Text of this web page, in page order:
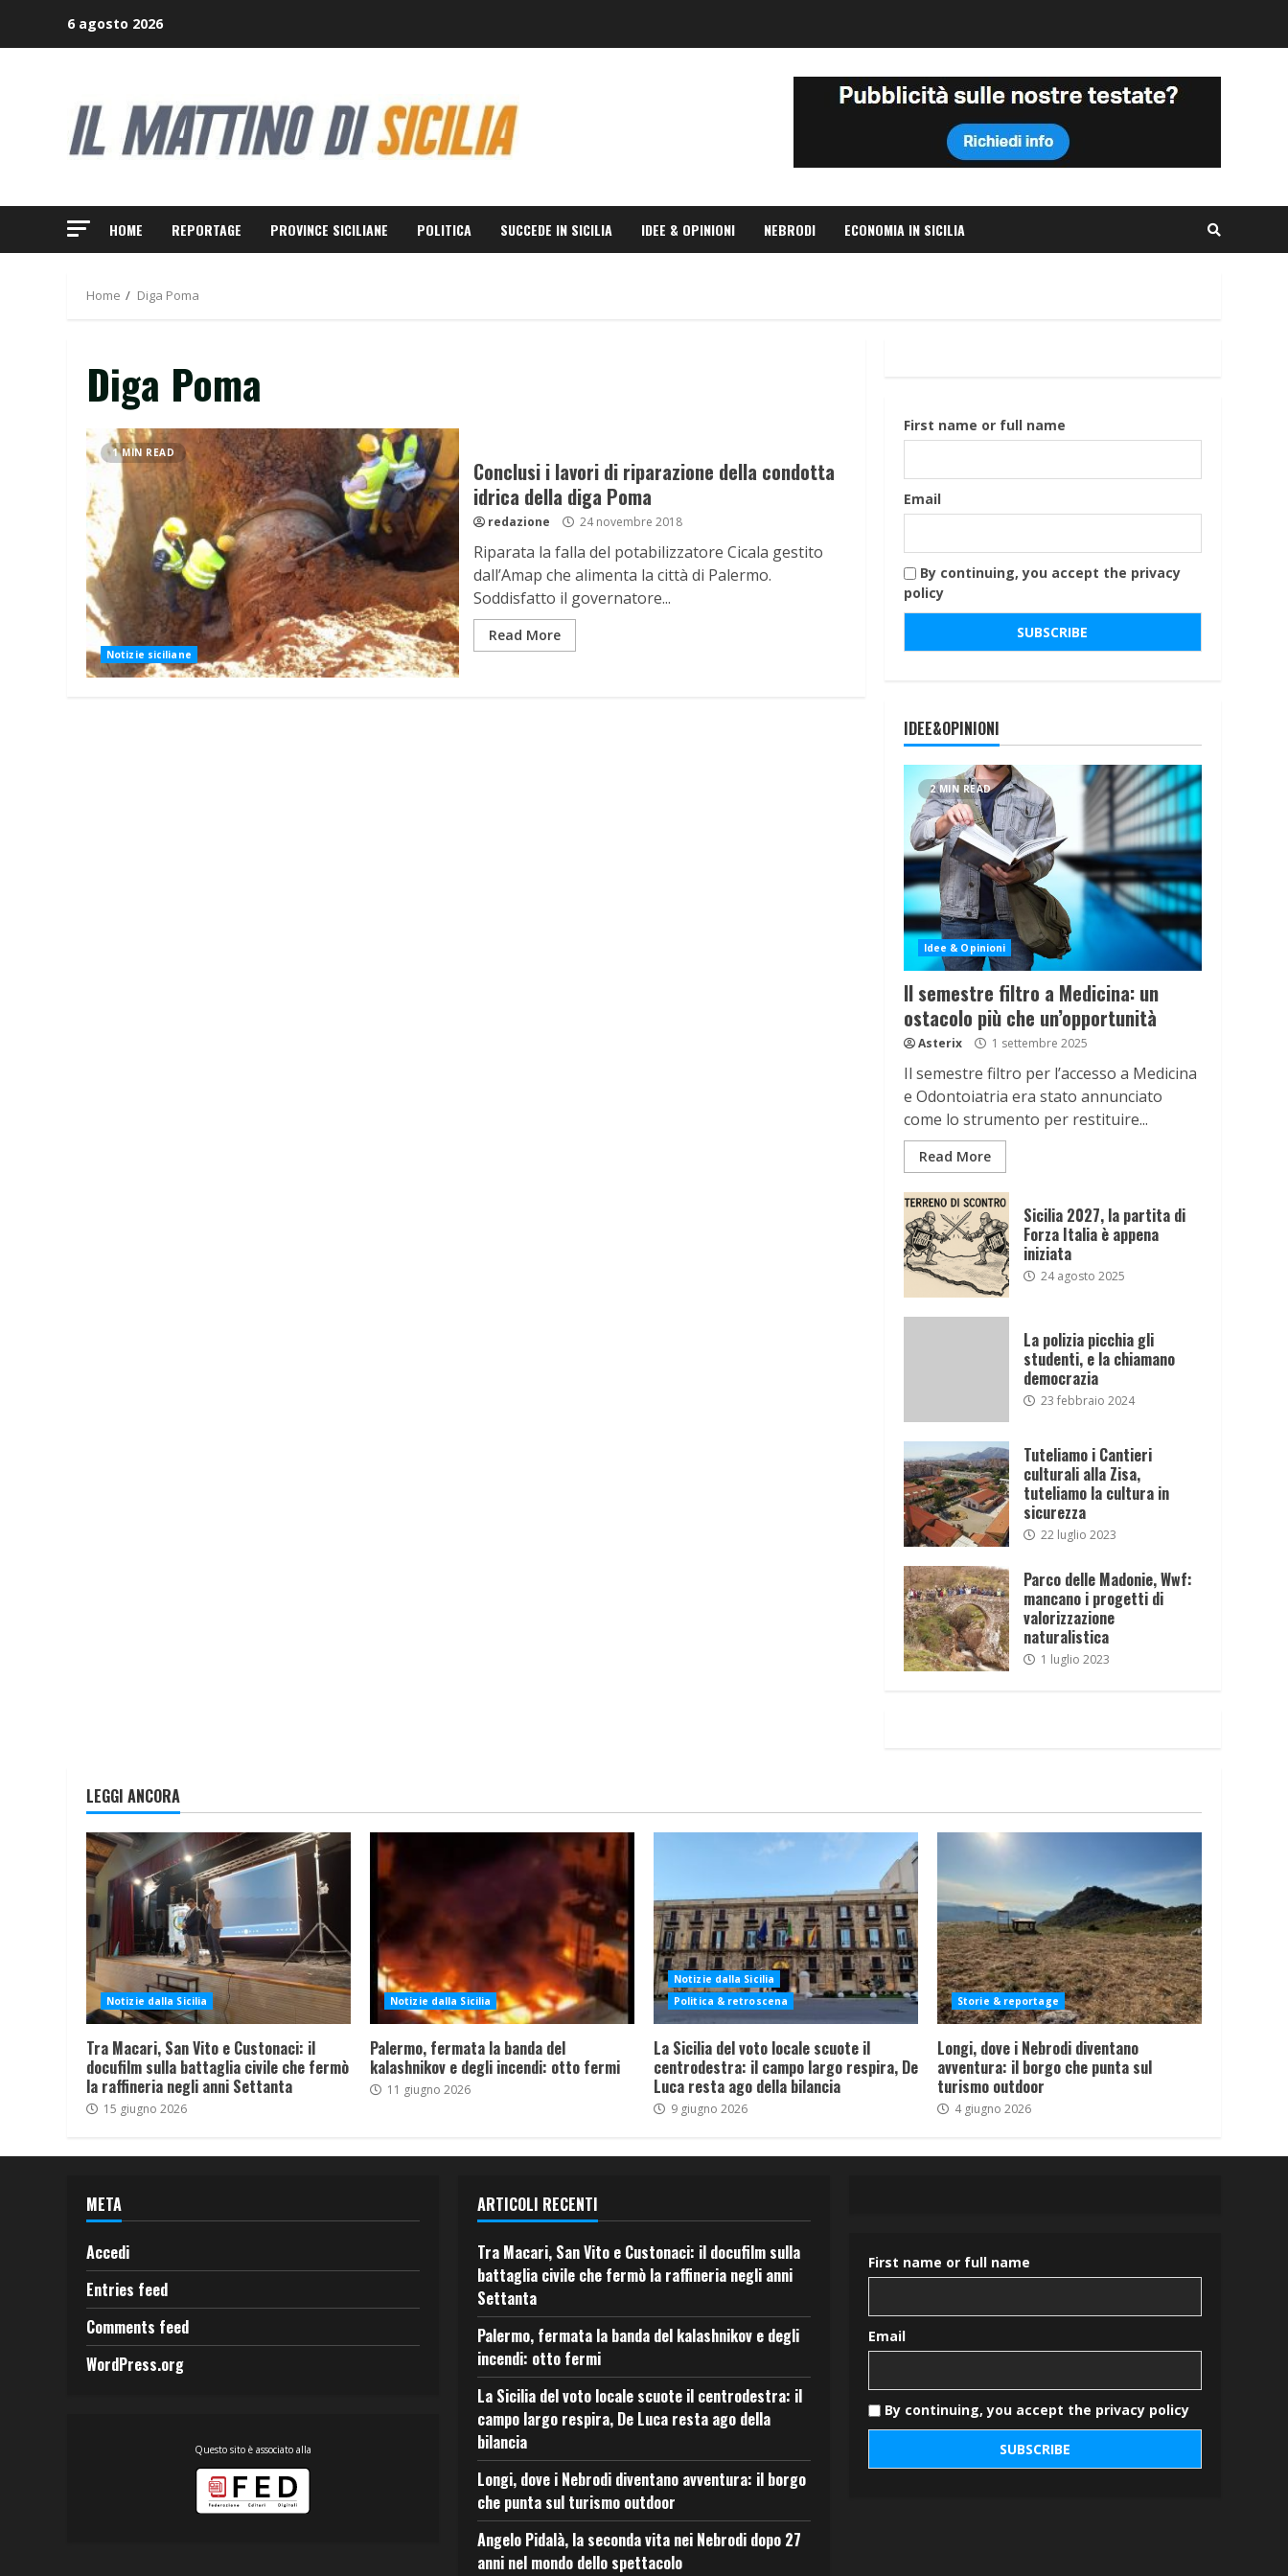
6 agosto 2026
HOME REPORTAGE PROVINCE SICILIANE POLITICA SUCCEDE IN SICILIA IDEE & OPINIONI NEBRODI ECONOMIA IN SICILIA
Home Diga Poma
Diga Poma
1 MIN READ
Notizie siciliane
Conclusi i lavori di riparazione della condotta
idrica della diga Poma
redazione 24 novembre 2018
Riparata la falla del potabilizzatore Cicala gestito
dall’Amap che alimenta la città di Palermo.
Soddisfatto il governatore...
Read More
First name or full name
Email
By continuing, you accept the privacy
policy
IDEE&OPINIONI
2 MIN READ
Idee & Opinioni
Il semestre filtro a Medicina: un
ostacolo più che un’opportunità
Asterix 1 settembre 2025
Il semestre filtro per l’accesso a Medicina
e Odontoiatria era stato annunciato
come lo strumento per restituire...
Read More
Sicilia 2027, la partita di
Forza Italia è appena
iniziata
24 agosto 2025
La polizia picchia gli
studenti, e la chiamano
democrazia
23 febbraio 2024
Tuteliamo i Cantieri
culturali alla Zisa,
tuteliamo la cultura in
sicurezza
22 luglio 2023
Parco delle Madonie, Wwf:
mancano i progetti di
valorizzazione
naturalistica
1 luglio 2023
LEGGI ANCORA
Notizie dalla Sicilia
Tra Macari, San Vito e Custonaci: il
docufilm sulla battaglia civile che fermò
la raffineria negli anni Settanta
15 giugno 2026
Notizie dalla Sicilia
Palermo, fermata la banda del
kalashnikov e degli incendi: otto fermi
11 giugno 2026
Notizie dalla Sicilia
Politica & retroscena
La Sicilia del voto locale scuote il
centrodestra: il campo largo respira, De
Luca resta ago della bilancia
9 giugno 2026
Storie & reportage
Longi, dove i Nebrodi diventano
avventura: il borgo che punta sul
turismo outdoor
4 giugno 2026
META
Accedi
Entries feed
Comments feed
WordPress.org
Questo sito è associato alla
ARTICOLI RECENTI
Tra Macari, San Vito e Custonaci: il docufilm sulla
battaglia civile che fermò la raffineria negli anni
Settanta
Palermo, fermata la banda del kalashnikov e degli
incendi: otto fermi
La Sicilia del voto locale scuote il centrodestra: il
campo largo respira, De Luca resta ago della
bilancia
Longi, dove i Nebrodi diventano avventura: il borgo
che punta sul turismo outdoor
Angelo Pidalà, la seconda vita nei Nebrodi dopo 27
anni nel mondo dello spettacolo
First name or full name
Email
By continuing, you accept the privacy policy